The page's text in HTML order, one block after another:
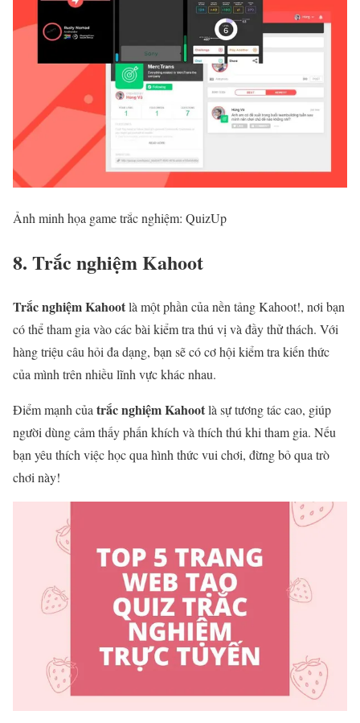
Ảnh minh họa game trắc nghiệm: QuizUp
8. Trắc nghiệm Kahoot
Trắc nghiệm Kahootlà một phần của nền tảng Kahoot!, nơi bạn
có thể tham gia vào các bài kiểm tra thú vị và đầy thử thách. Với
hàng triệu câu hỏi đa dạng, bạn sẽ có cơ hội kiểm tra kiến thức
của mình trên nhiều lĩnh vực khác nhau.
Điểm mạnh của trắc nghiệm Kahootlà sự tương tác cao, giúp
người dùng cảm thấy phấn khích và thích thú khi tham gia. Nếu
bạn yêu thích việc học qua hình thức vui chơi, đừng bỏ qua trò
chơi này!